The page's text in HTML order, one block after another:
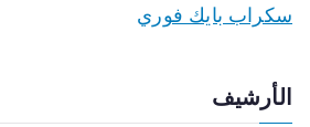
سكراب بايك فوري
الأرشيف